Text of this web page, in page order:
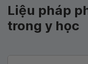
Liệu pháp
trong y học